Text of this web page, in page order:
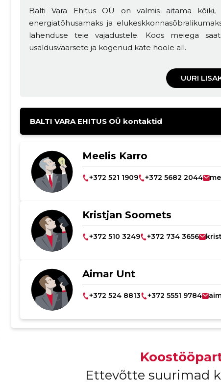
Balti Vara Ehitus OÜ on valmis aitama
energiatõhusamaks ja
lahenduse teie vajadustele. Koos meiega
usaldusväärsete ja kogenud käte hoole all.
UURI
BALTI VARA EHITUS OÜ kontaktid
Meelis Karro
+372 521 1909 +372 5682 2044
Kristjan Soomets
+372 510 3249 +372 734 3656
Aimar Unt
+372 524 8813 +372 5551 9784
Ettevõtte suurimad